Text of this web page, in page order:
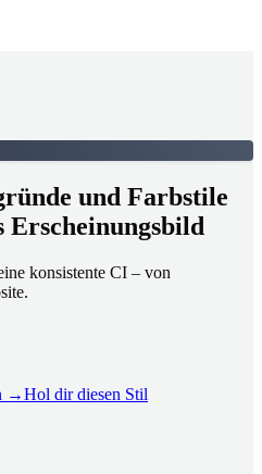
und Farbstile
Erscheinungsbild
konsistente CI – von
→Hol dir diesen Stil